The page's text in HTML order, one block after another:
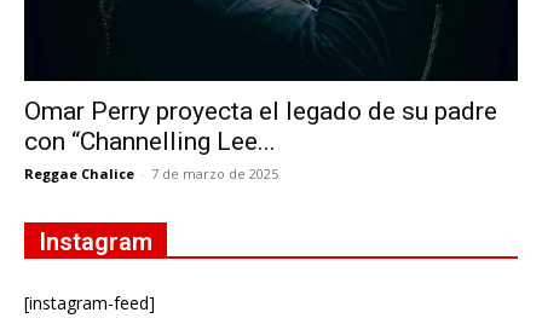
Omar Perry proyecta el legado de su padre
con “Channelling Lee...
Reggae Chalice - 7 de marzo de 2025
Instagram
[instagram-feed]